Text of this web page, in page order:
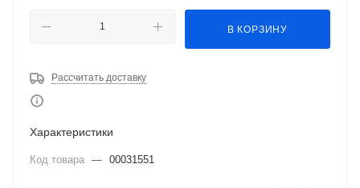
В КОРЗИНУ
Рассчитать доставку
Характеристики
Код товара — 00031551